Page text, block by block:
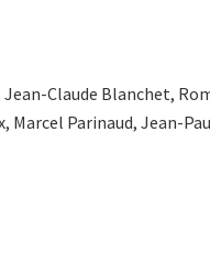
Claude Blanchet,
Marcel Parinaud, Jean-